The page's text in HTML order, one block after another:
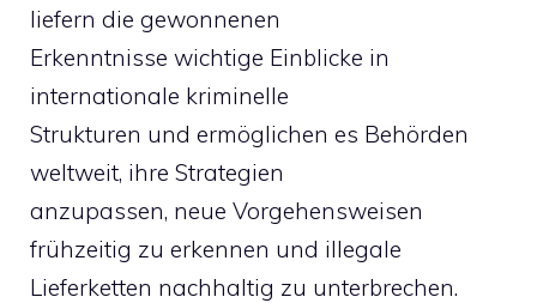
liefern die gewonnenen
Erkenntnisse wichtige Einblicke in
internationale kriminelle
Strukturen und ermöglichen es Behörden
weltweit, ihre Strategien
anzupassen, neue Vorgehensweisen
frühzeitig zu erkennen und illegale
Lieferketten nachhaltig zu unterbrechen.